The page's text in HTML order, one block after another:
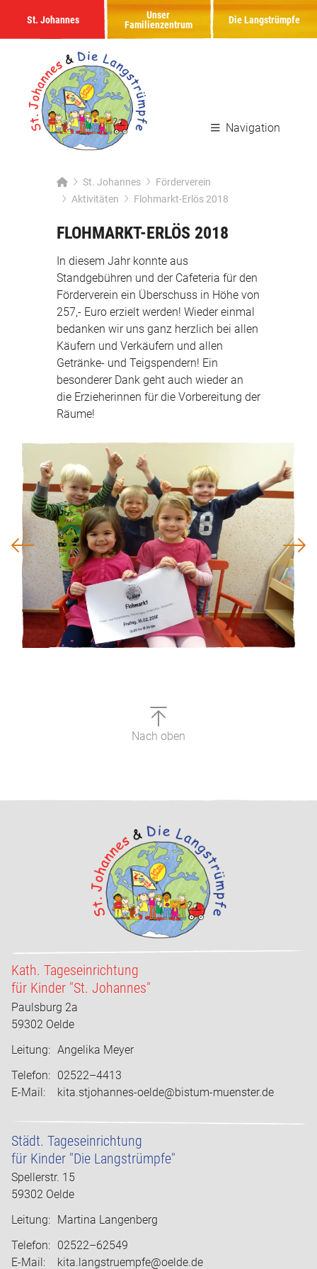
St. Johannes
Unser
Familienzentrum
Die Langstrümpfe
Navigation
St. Johannes
Förderverein
Aktivitäten
Flohmarkt-Erlös 2018
FLOHMARKT-ERLÖS 2018
In diesem Jahr konnte aus
Standgebühren und der Cafeteria für den
Förderverein ein Überschuss in Höhe von
257,- Euro erzielt werden! Wieder einmal
bedanken wir uns ganz herzlich bei allen
Käufern und Verkäufern und allen
Getränke- und Teigspendern! Ein
besonderer Dank geht auch wieder an
die Erzieherinnen für die Vorbereitung der
Räume!
Nach oben
Kath. Tageseinrichtung
für Kinder "St. Johannes"
Paulsburg 2a
59302 Oelde
Leitung: Angelika Meyer
Telefon: 02522–4413
E-Mail:
kita.stjohannes-oelde@bistum-muenster.de
Städt. Tageseinrichtung
für Kinder "Die Langstrümpfe"
Spellerstr. 15
59302 Oelde
Leitung:
Martina Langenberg
Telefon: 02522–62549
E-Mail:
kita.langstruempfe@oelde.de